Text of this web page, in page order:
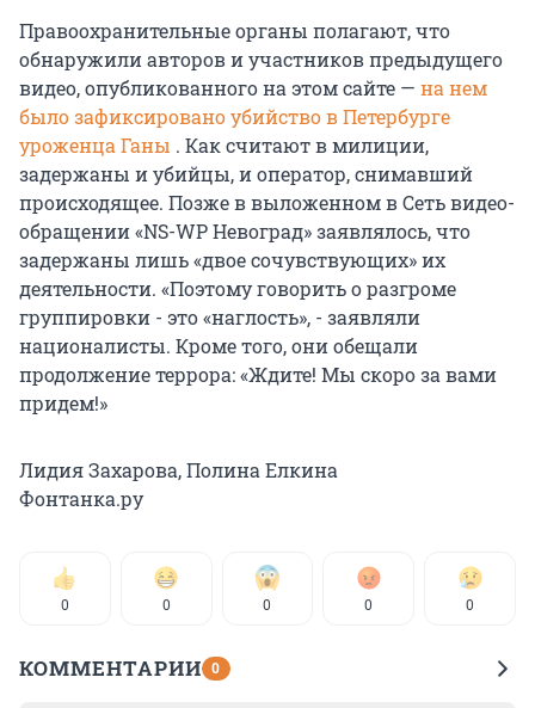
Правоохранительные органы полагают, что
обнаружили авторов и участников предыдущего
видео, опубликованного на этом сайте — на нем
было зафиксировано убийство в Петербурге
уроженца Ганы . Как считают в милиции,
задержаны и убийцы, и оператор, снимавший
происходящее. Позже в выложенном в Сеть видео-
обращении «NS-WP Невоград» заявлялось, что
задержаны лишь «двое сочувствующих» их
деятельности. «Поэтому говорить о разгроме
группировки - это «наглость», - заявляли
националисты. Кроме того, они обещали
продолжение террора: «Ждите! Мы скоро за вами
придем!»
Лидия Захарова, Полина Елкина
Фонтанка.ру
0 0 0 0 0
КОММЕНТАРИИ 0